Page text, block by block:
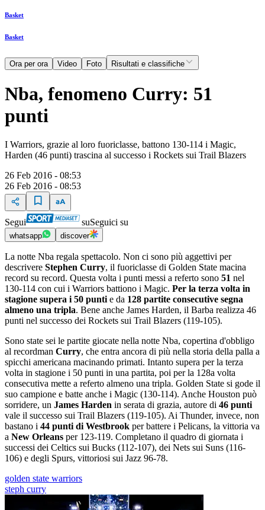
Basket
Basket
Ora per ora Video Foto Risultati e classifiche
Nba, fenomeno Curry: 51
punti
I Warriors, grazie al loro fuoriclasse, battono 130-114 i Magic,
Harden (46 punti) trascina al successo i Rockets sui Trail Blazers
26 Feb 2016 - 08:53
26 Feb 2016 - 08:53
Segui suSeguici su
whatsapp discover
La notte Nba regala spettacolo. Non ci sono più aggettivi per
descrivere Stephen Curry, il fuoriclasse di Golden State macina
record su record. Questa volta i punti messi a referto sono 51 nel
130-114 con cui i Warriors battiono i Magic. Per la terza volta in
stagione supera i 50 punti e da 128 partite consecutive segna
almeno una tripla. Bene anche James Harden, il Barba realizza 46
punti nel successo dei Rockets sui Trail Blazers (119-105).
Sono state sei le partite giocate nella notte Nba, copertina d'obbligo
al recordman Curry, che entra ancora di più nella storia della palla a
spicchi americana macinando primati. Intanto supera per la terza
volta in stagione i 50 punti in una partita, poi per la 128a volta
consecutiva mette a referto almeno una tripla. Golden State si gode il
suo campione e batte anche i Magic (130-114). Anche Houston può
sorridere, un James Harden in serata di grazia, autore di 46 punti
vale il successo sui Trail Blazers (119-105). Ai Thunder, invece, non
bastano i 44 punti di Westbrook per battere i Pelicans, la vittoria va
a New Orleans per 123-119. Completano il quadro di giornata i
successi dei Celtics sui Bucks (112-107), dei Nets sui Suns (116-
106) e degli Spurs, vittoriosi sui Jazz 96-78.
golden state warriors
steph curry